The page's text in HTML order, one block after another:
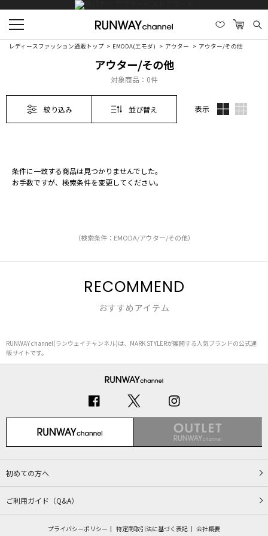
レディースファッション通販トップ EMODA(エモダ) アウター アウター/その他
アウター/その他
対象商品： 0件
絞り込み 並び替え 表示
条件に一致する商品は見つかりませんでした。
お手数ですが、検索条件を変更してください。
（検索条件：EMODA/アウター/その他）
RECOMMEND
おすすめアイテム
RUNWAY channel(ランウェイチャンネル)は、MARK STYLERが展開する人気ブランドの公式通
販サイトです。
初めての方へ
ご利用ガイド（Q&A）
プライバシーポリシー 特定商取引法に基づく表記 会社概要